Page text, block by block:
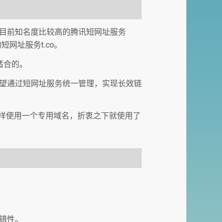
前知名度比较高的腾讯短网址服务
网址服务t.co。
的。
通过短网址服务统一管理，实现长效链
使用一个专用域名，折衷之下就使用了
性。